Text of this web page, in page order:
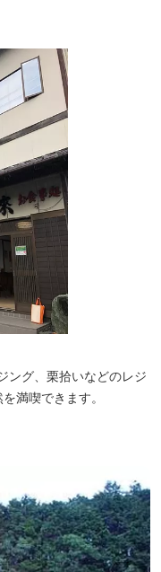
見れる！ ★Wi-Fiがつな
ング、栗拾いなどのレジ
満喫できます。